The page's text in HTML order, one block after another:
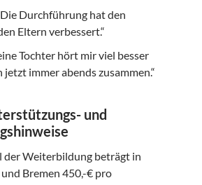
Durchführung hat den
Eltern verbessert.“
Tochter hört mir viel besser
jetzt immer abends zusammen.“
und
der Weiterbildung beträgt in
Bremen 450,-€ pro